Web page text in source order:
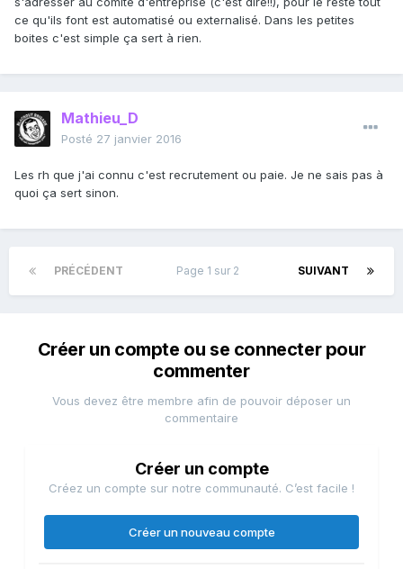
ce qu'ils font est automatisé ou externalisé. Dans les petites
boites c'est simple ça sert à rien.
Mathieu_D
Posté 27 janvier 2016
Les rh que j'ai connu c'est recrutement ou paie. Je ne sais pas à
quoi ça sert sinon.
PRÉCÉDENT SUIVANT
Page 1 sur 2
Créer un compte ou se connecter pour
commenter
Vous devez être membre afin de pouvoir déposer un
commentaire
Créer un compte
Créez un compte sur notre communauté. C’est facile !
Créer un nouveau compte